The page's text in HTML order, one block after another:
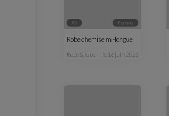
XS femme
Robe chemise mi-longue
robe & jupe le 16 juin 2023